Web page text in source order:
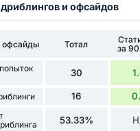
и офсайдов
офсайды Тотал
за
30
16
53.33%